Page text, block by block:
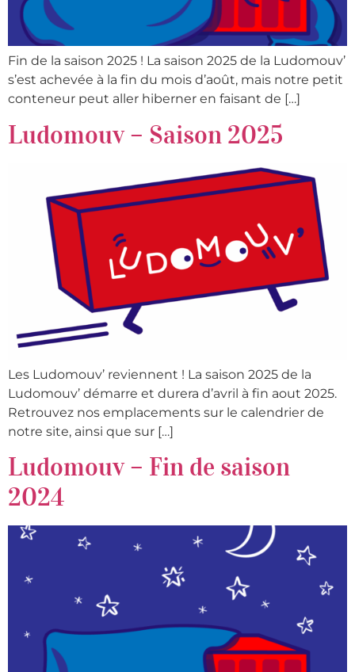
Fin de la saison 2025 ! La saison 2025 de la Ludomouv’
s’est achevée à la fin du mois d’août, mais notre petit
conteneur peut aller hiberner en faisant de […]
Ludomouv – Saison 2025
Les Ludomouv’ reviennent ! La saison 2025 de la
Ludomouv’ démarre et durera d’avril à fin aout 2025.
Retrouvez nos emplacements sur le calendrier de
notre site, ainsi que sur […]
Ludomouv – Fin de saison
2024